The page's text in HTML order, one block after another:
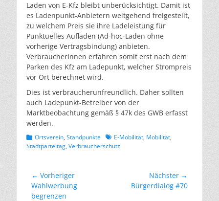
Laden von E-Kfz bleibt unberücksichtigt. Damit ist
es Ladenpunkt-Anbietern weitgehend freigestellt,
zu welchem Preis sie ihre Ladeleistung für
Punktuelles Aufladen (Ad-hoc-Laden ohne
vorherige Vertragsbindung) anbieten.
VerbraucherInnen erfahren somit erst nach dem
Parken des Kfz am Ladepunkt, welcher Strompreis
vor Ort berechnet wird.
Dies ist verbraucherunfreundlich. Daher sollten
auch Ladepunkt-Betreiber von der
Marktbeobachtung gemäß § 47k des GWB erfasst
werden.
Kategorien
Ortsverein, Standpunkte Schlagworte
E-Mobilität, Mobilität,
Stadtparteitag, Verbraucherschutz
Beitragsnavigation
← Vorheriger
Vorheriger
Beitrag:
Wahlwerbung
begrenzen
Nächster →
NächsterBürgerdialog #70